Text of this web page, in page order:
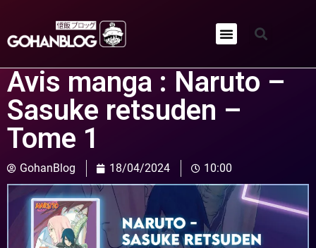
Avis manga : Naruto –
Sasuke retsuden –
Tome 1
GohanBlog 18/04/2024 10:00